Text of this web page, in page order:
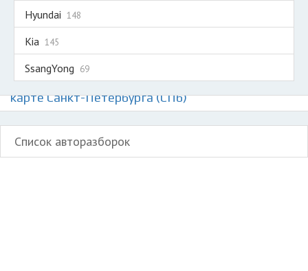
Hyundai 148
Kia 145
SsangYong 69
Авторазборки корейских автомобилей на
карте Санкт-Петербурга (СПб)
Список авторазборок